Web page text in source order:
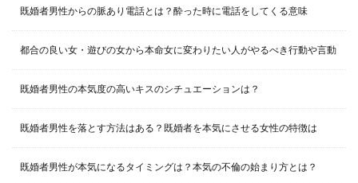
既婚者男性からの脈あり電話とは？酔った時に電話をしてくる意味
都合の良い女・遊びの女から本命女に変わりたい人がやるべき行動や言動
既婚者男性の本気度の高いキスのシチュエーションは？
既婚者男性を落とす方法はある？既婚者を本気にさせる女性の特徴は
既婚者男性が本気になるタイミングは？本気の不倫の始まり方とは？